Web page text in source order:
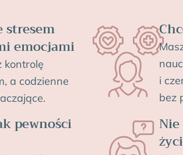
stresem
emocjami
kontrolę
a codzienne
i
bez
pewności